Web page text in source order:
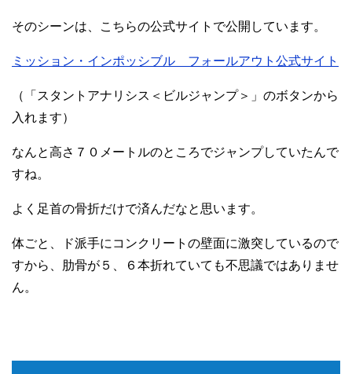
そのシーンは、こちらの公式サイトで公開しています。
ミッション・インポッシブル フォールアウト公式サイト
（「スタントアナリシス＜ビルジャンプ＞」のボタンから
入れます）
なんと高さ７０メートルのところでジャンプしていたんで
すね。
よく足首の骨折だけで済んだなと思います。
体ごと、ド派手にコンクリートの壁面に激突しているので
すから、肋骨が５、６本折れていても不思議ではありませ
ん。